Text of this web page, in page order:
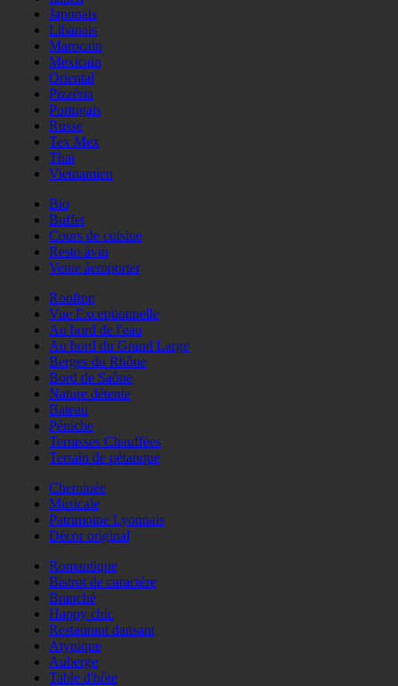
Japonais
Libanais
Marocain
Mexicain
Oriental
Pizzéria
Portugais
Russe
Tex Mex
Thaï
Vietnamien
Bio
Buffet
Cours de cuisine
Resto àvin
Vente àemporter
Rooftop
Vue Exceptionnelle
Au bord de l'eau
Au bord du Grand Large
Berges du Rhône
Bord de Saône
Nature détente
Bateau
Péniche
Terrasses Chauffées
Terrain de pétanque
Cheminée
Musicale
Patrimoine Lyonnais
Décor original
Romantique
Bistrot de caractère
Branché
Happy chic
Restaurant dansant
Atypique
Auberge
Table d'hôte